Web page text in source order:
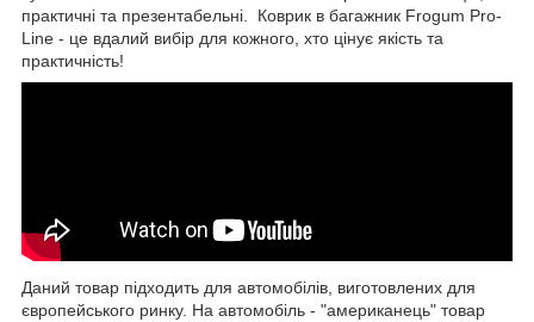
практичні та презентабельні. Коврик в багажник Frogum Pro-
Line - це вдалий вибір для кожного, хто цінує якість та
практичність!
Даний товар підходить для автомобілів, виготовлених для
європейського ринку. На автомобіль - "американець" товар